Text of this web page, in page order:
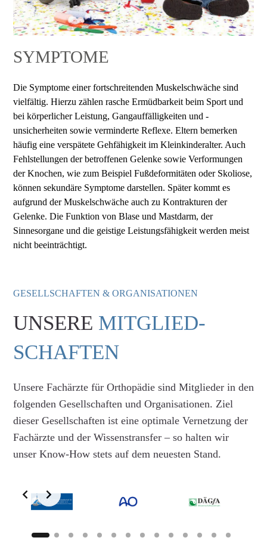
SYMPTOME
Die Symptome einer fortschreitenden Muskelschwäche sind
vielfältig. Hierzu zählen rasche Ermüdbarkeit beim Sport und
bei körperlicher Leistung, Gangauffälligkeiten und -
unsicherheiten sowie verminderte Reflexe. Eltern bemerken
häufig eine verspätete Gehfähigkeit im Kleinkinderalter. Auch
Fehlstellungen der betroffenen Gelenke sowie Verformungen
der Knochen, wie zum Beispiel Fußdeformitäten oder Skoliose,
können sekundäre Symptome darstellen. Später kommt es
aufgrund der Muskelschwäche auch zu Kontrakturen der
Gelenke. Die Funktion von Blase und Mastdarm, der
Sinnesorgane und die geistige Leistungsfähigkeit werden meist
nicht beeinträchtigt.
GESELLSCHAFTEN & ORGANISATIONEN
UNSERE MITGLIED-
SCHAFTEN
Unsere Fachärzte für Orthopädie sind Mitglieder in den
folgenden Gesellschaften und Organisationen. Ziel
dieser Gesellschaften ist eine optimale Vernetzung der
Fachärzte und der Wissenstransfer – so halten wir
unser Know-How stets auf dem neuesten Stand.